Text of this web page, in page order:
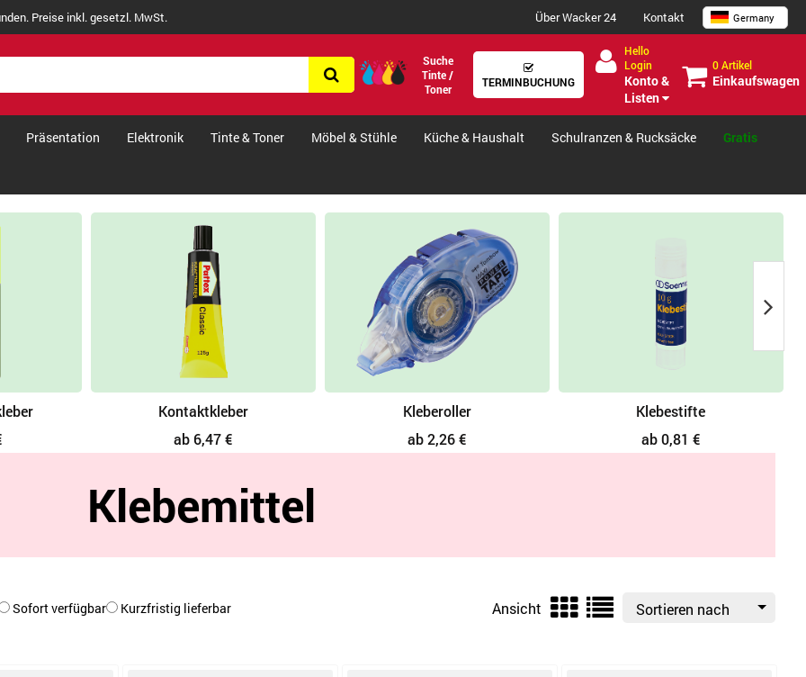
Preise inkl. gesetzl. MwSt. Über Wacker 24 Kontakt Germany
Suche
Tinte /
Toner
TERMINBUCHUNG
Hello
Login
Konto &
Listen
0 Artikel
Einkaufswagen
Präsentation Elektronik Tinte & Toner Möbel & Stühle Küche & Haushalt Schulranzen & Rucksäcke Gratis
Kontaktkleber
ab 6,47 €
Kleberoller
ab 2,26 €
Klebestifte
ab 0,81 €
Klebemittel
Sofort verfügbar Kurzfristig lieferbar Ansicht Sortieren nach